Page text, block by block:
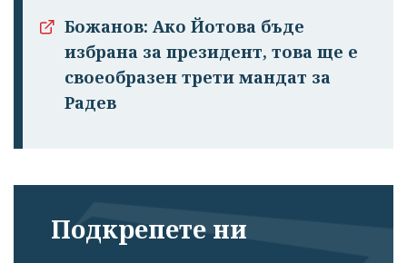
Божанов: Ако Йотова бъде
избрана за президент, това ще е
своеобразен трети мандат за
Радев
Подкрепете ни